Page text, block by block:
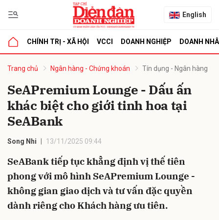
English
CHÍNH TRỊ - XÃ HỘI VCCI DOANH NGHIỆP DOANH
Trang chủ Ngân hàng - Chứng khoán Tín dụng - Ngân hàng
SeAPremium Lounge - Dấu ấn
khác biệt cho giới tinh hoa tại
SeABank
Song Nhi 13/11/2025 09:44
SeABank tiếp tục khẳng định vị thế tiên
phong với mô hình SeAPremium Lounge -
không gian giao dịch và tư vấn đặc quyền
dành riêng cho Khách hàng ưu tiên.
luận
Hủy